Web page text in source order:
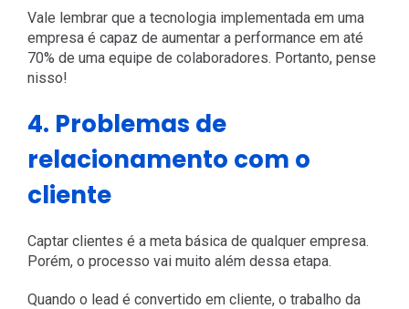
Vale lembrar que a tecnologia implementada em uma
empresa é capaz de aumentar a performance em até
70% de uma equipe de colaboradores. Portanto, pense
nisso!
4. Problemas de
relacionamento com o
cliente
Captar clientes é a meta básica de qualquer empresa.
Porém, o processo vai muito além dessa etapa.
Quando o lead é convertido em cliente, o trabalho da